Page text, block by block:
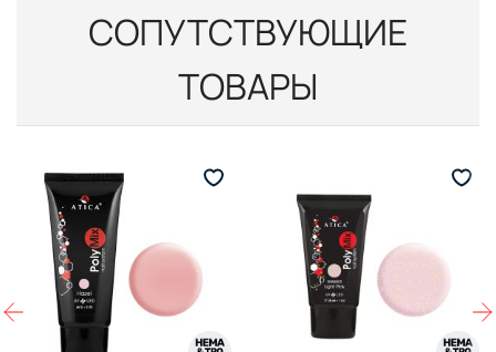
СОПУТСТВУЮЩИЕ
ТОВАРЫ